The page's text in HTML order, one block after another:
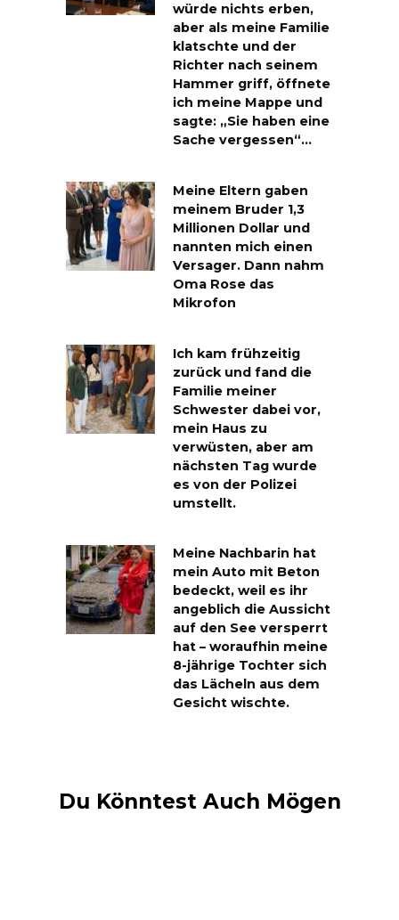
würde nichts erben,
aber als meine Familie
klatschte und der
Richter nach seinem
Hammer griff, öffnete
ich meine Mappe und
sagte: „Sie haben eine
Sache vergessen“…
Meine Eltern gaben
meinem Bruder 1,3
Millionen Dollar und
nannten mich einen
Versager. Dann nahm
Oma Rose das
Mikrofon
Ich kam frühzeitig
zurück und fand die
Familie meiner
Schwester dabei vor,
mein Haus zu
verwüsten, aber am
nächsten Tag wurde
es von der Polizei
umstellt.
Meine Nachbarin hat
mein Auto mit Beton
bedeckt, weil es ihr
angeblich die Aussicht
auf den See versperrt
hat – woraufhin meine
8-jährige Tochter sich
das Lächeln aus dem
Gesicht wischte.
Du Könntest Auch Mögen